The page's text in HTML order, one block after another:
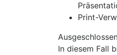
Print-
In diesem Fall